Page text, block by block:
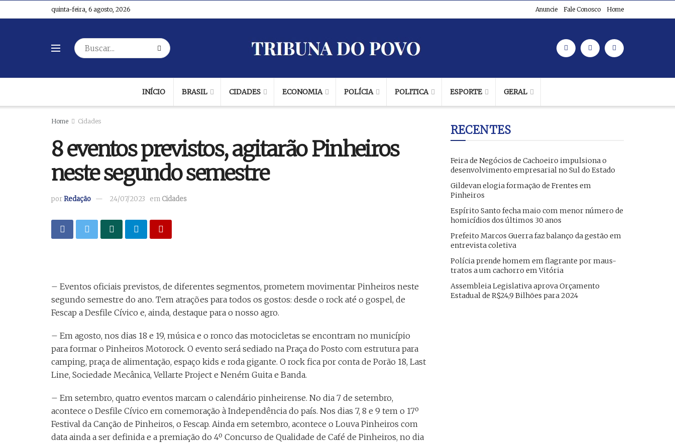
quinta-feira, 6 agosto, 2026 Anuncie Fale Conosco Home
INÍCIO BRASIL CIDADES ECONOMIA POLÍCIA POLITICA ESPORTE GERAL
Home Cidades
8 eventos previstos, agitarão Pinheiros
neste segundo semestre
porRedação 24/07/2023 em Cidades
– Eventos oficiais previstos, de diferentes segmentos, prometem movimentar Pinheiros neste
segundo semestre do ano. Tem atrações para todos os gostos: desde o rock até o gospel, de
Fescap a Desfile Cívico e, ainda, destaque para o nosso agro.
– Em agosto, nos dias 18 e 19, música e o ronco das motocicletas se encontram no município
para formar o Pinheiros Motorock. O evento será sediado na Praça do Posto com estrutura para
camping, praça de alimentação, espaço kids e roda gigante. O rock fica por conta de Porão 18, Last
Line, Sociedade Mecânica, Vellarte Project e Neném Guita e Banda.
– Em setembro, quatro eventos marcam o calendário pinheirense. No dia 7 de setembro,
acontece o Desfile Cívico em comemoração à Independência do país. Nos dias 7, 8 e 9 tem o 17º
Festival da Canção de Pinheiros, o Fescap. Ainda em setembro, acontece o Louva Pinheiros com
data ainda a ser definida e a premiação do 4º Concurso de Qualidade de Café de Pinheiros, no dia
RECENTES
Feira de Negócios de Cachoeiro impulsiona o
desenvolvimento empresarial no Sul do Estado
Gildevan elogia formação de Frentes em
Pinheiros
Espírito Santo fecha maio com menor número de
homicídios dos últimos 30 anos
Prefeito Marcos Guerra faz balanço da gestão em
entrevista coletiva
Polícia prende homem em flagrante por maus-
tratos a um cachorro em Vitória
Assembleia Legislativa aprova Orçamento
Estadual de R$24,9 Bilhões para 2024